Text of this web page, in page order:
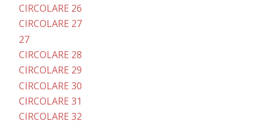
CIRCOLARE 26
CIRCOLARE 27
27
CIRCOLARE 28
CIRCOLARE 29
CIRCOLARE 30
CIRCOLARE 31
CIRCOLARE 32